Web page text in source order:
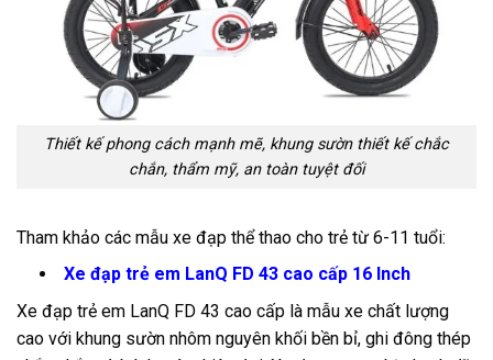
Thiết kế phong cách mạnh mẽ, khung sườn thiết kế chắc
chắn, thẩm mỹ, an toàn tuyệt đối
Tham khảo các mẫu xe đạp thể thao cho trẻ từ 6-11 tuổi:
Xe đạp trẻ em LanQ FD 43 cao cấp 16 Inch
Xe đạp trẻ em LanQ FD 43 cao cấp là mẫu xe chất lượng
cao với khung sườn nhôm nguyên khối bền bỉ, ghi đông thép